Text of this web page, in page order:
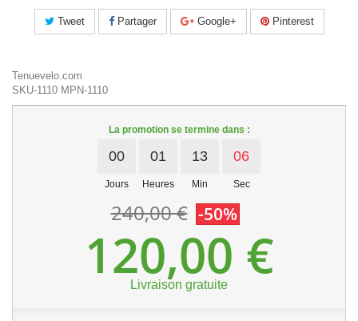
Tweet Partager Google+ Pinterest
Tenuevelo.com
SKU-1110 MPN-1110
La promotion se termine dans :
00
Jours
01
Heures
13
Min
06
Sec
240,00 € -50%
120,00 €
Livraison gratuite